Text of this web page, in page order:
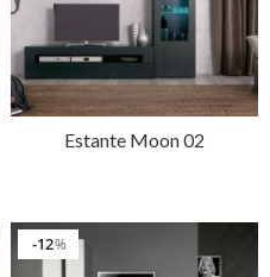
Estante Moon 02
%
12